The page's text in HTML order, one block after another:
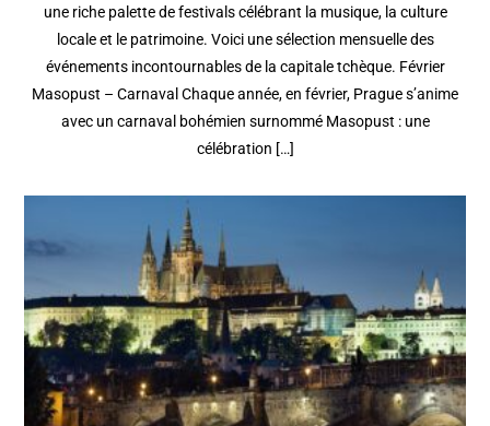
une riche palette de festivals célébrant la musique, la culture
locale et le patrimoine. Voici une sélection mensuelle des
événements incontournables de la capitale tchèque. Février
Masopust – Carnaval Chaque année, en février, Prague s’anime
avec un carnaval bohémien surnommé Masopust : une
célébration […]